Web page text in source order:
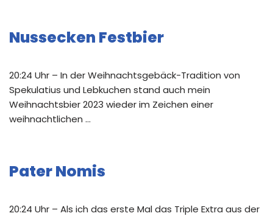
Nussecken Festbier
20:24 Uhr – In der Weihnachtsgebäck-Tradition von
Spekulatius und Lebkuchen stand auch mein
Weihnachtsbier 2023 wieder im Zeichen einer
weihnachtlichen …
Pater Nomis
20:24 Uhr – Als ich das erste Mal das Triple Extra aus der